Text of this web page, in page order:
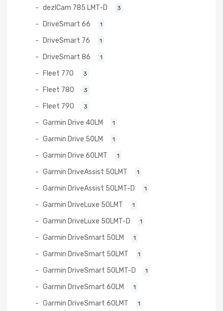
dezlCam 785 LMT-D 3
DriveSmart 66 1
DriveSmart 76 1
DriveSmart 86 1
Fleet 770 3
Fleet 780 3
Fleet 790 3
Garmin Drive 40LM 1
Garmin Drive 50LM 1
Garmin Drive 60LMT 1
Garmin DriveAssist 50LMT 1
Garmin DriveAssist 50LMT-D 1
Garmin DriveLuxe 50LMT 1
Garmin DriveLuxe 50LMT-D 1
Garmin DriveSmart 50LM 1
Garmin DriveSmart 50LMT 1
Garmin DriveSmart 50LMT-D 1
Garmin DriveSmart 60LM 1
Garmin DriveSmart 60LMT 1